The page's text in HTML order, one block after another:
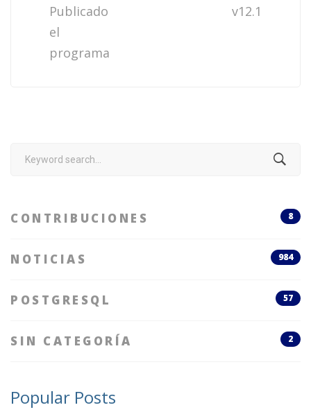
Publicado
el
programa
v12.1
Search
CONTRIBUCIONES 8
NOTICIAS 984
POSTGRESQL 57
SIN CATEGORÍA 2
Popular Posts